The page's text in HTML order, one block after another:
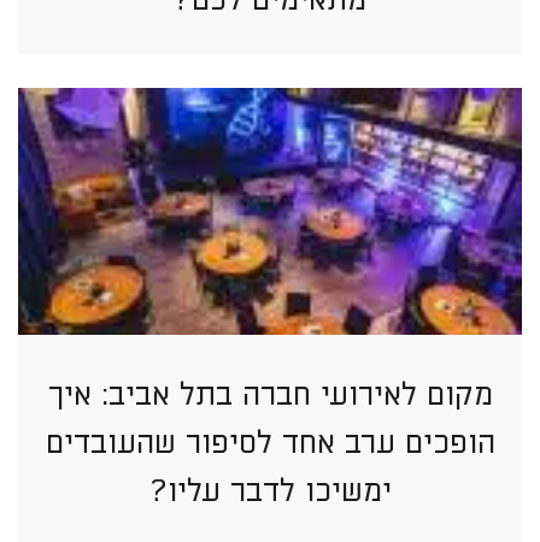
מקום לאירועי חברה בתל אביב: איך
הופכים ערב אחד לסיפור שהעובדים
ימשיכו לדבר עליו?